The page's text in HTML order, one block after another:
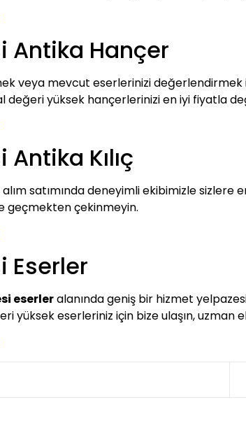
Antika Hançer
veya mevcut eserlerinizi değerlendirmek
değeri yüksek hançerlerinizi en iyi fiyatla
Kılıç
alım satımında deneyimli ekibimizle sizlere
geçmekten çekinmeyin.
Eserler
eserleralanında geniş bir hizmet
yüksek eserleriniz için bize ulaşın, uzman